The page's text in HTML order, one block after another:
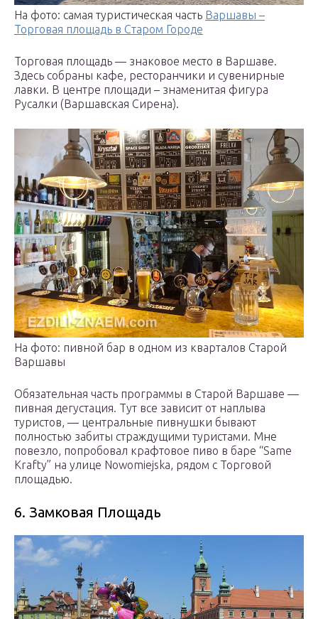
На фото: самая туристическая часть Варшавы –
Торговая площадь в Старом Городе
Торговая площадь — знаковое место в Варшаве.
Здесь собраны кафе, ресторанчики и сувенирные
лавки. В центре площади – знаменитая фигура
Русалки (Варшавская Сирена).
На фото: пивной бар в одном из кварталов Старой
Варшавы
Обязательная часть программы в Старой Варшаве —
пивная дегустация. Тут все зависит от наплыва
туристов, — центральные пивнушки бывают
полностью забиты страждущими туристами. Мне
повезло, попробовал крафтовое пиво в баре “Same
Krafty” на улице Nowomiejska, рядом с Торговой
площадью.
6. Замковая Площадь